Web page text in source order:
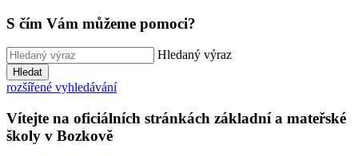
S čím Vám můžeme pomoci?
Hledaný výraz
Hledat
rozšířené vyhledávání
Vítejte na oficiálních stránkách základní a mateřské
školy v Bozkově